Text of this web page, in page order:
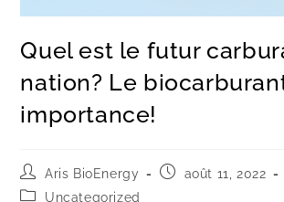
Quel est le futur
nation? Le
importance!
Aris BioEnergy
août 11, 2022
Uncategorized